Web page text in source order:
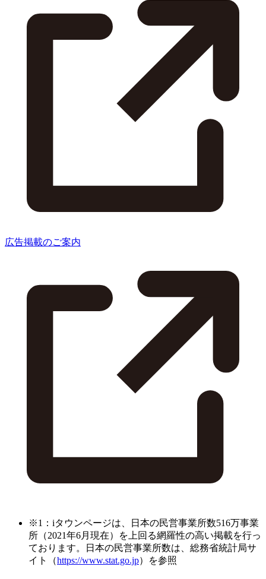
広告掲載のご案内
※1：iタウンページは、日本の民営事業所数516万事業
所（2021年6月現在）を上回る網羅性の高い掲載を行っ
ております。日本の民営事業所数は、総務省統計局サ
イト（https://www.stat.go.jp）を参照